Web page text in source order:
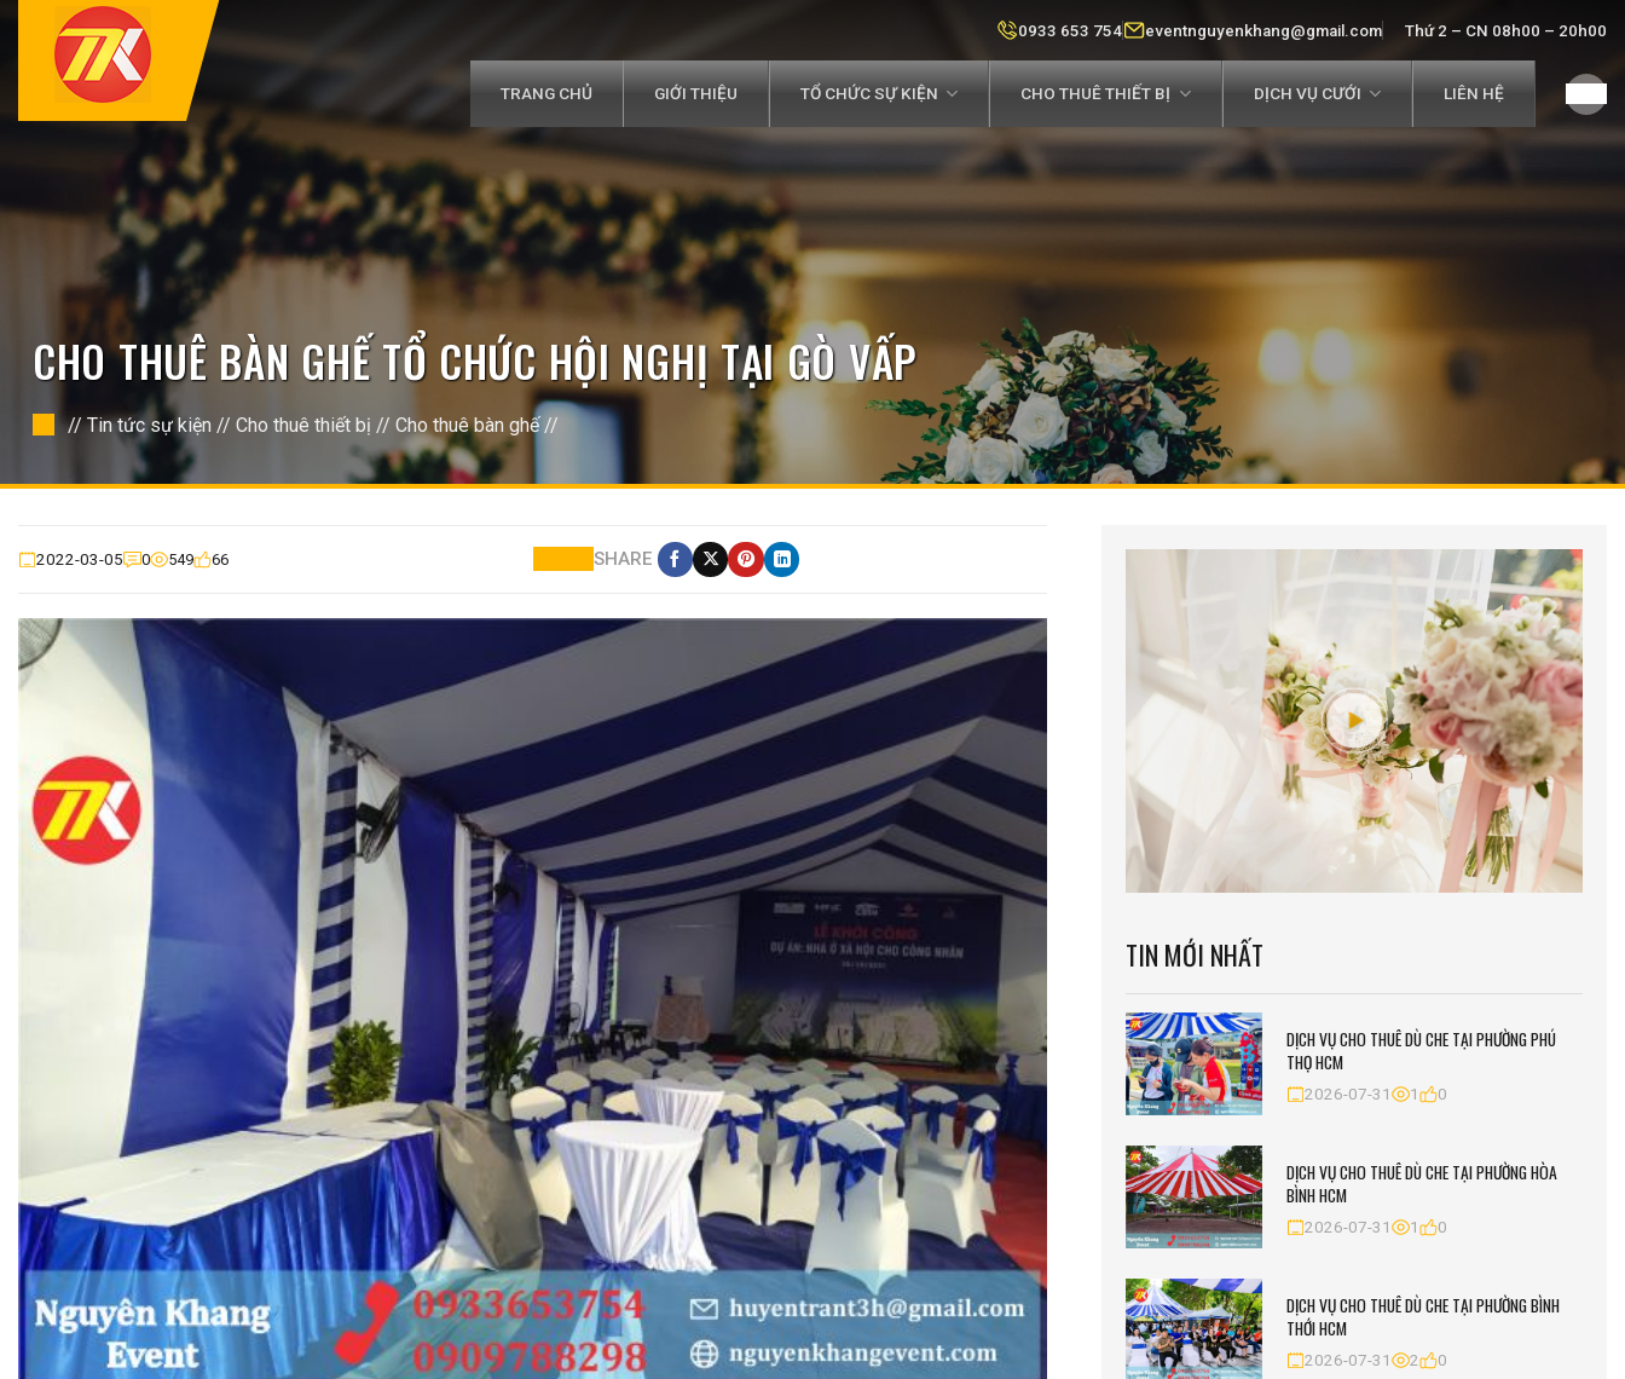
0933 653 754 eventnguyenkhang@gmail.com Thứ 2 – CN 08h00 – 20h00
TRANG CHỦ GIỚI THIỆU TỔ CHỨC SỰ KIỆN CHO THUÊ THIẾT BỊ DỊCH VỤ CƯỚI LIÊN HỆ
CHO THUÊ BÀN GHẾ TỔ CHỨC HỘI NGHỊ TẠI GÒ VẤP
//Tin tức sự kiện // Cho thuê thiết bị // Cho thuê bàn ghế//
2022-03-05 0 549 66 SHARE
TIN MỚI NHẤT
DỊCH VỤ CHO THUÊ DÙ CHE TẠI PHƯỜNG PHÚ
THỌ HCM
2026-07-31 1 0
DỊCH VỤ CHO THUÊ DÙ CHE TẠI PHƯỜNG HÒA
BÌNH HCM
2026-07-31 1 0
DỊCH VỤ CHO THUÊ DÙ CHE TẠI PHƯỜNG BÌNH
THỚI HCM
2026-07-31 2 0